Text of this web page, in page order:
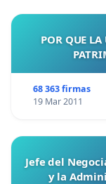
POR QUE LA
68 363 firmas
19 Mar 2011
Jefe del
y la